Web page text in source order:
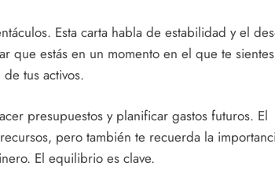
Esta carta habla de estabilidad y el
que estás en un momento en el que te
tus activos.
presupuestos y planificar gastos futuros. El
pero también te recuerda la
El equilibrio es clave.